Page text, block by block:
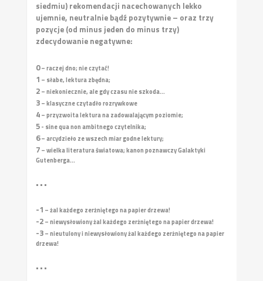
siedmiu) rekomendacji nacechowanych lekko
ujemnie, neutralnie bądź pozytywnie – oraz trzy
pozycje (od minus jeden do minus trzy)
zdecydowanie negatywne:
0– raczej dno; nie czytać!
1 – słabe, lektura zbędna;
2– niekoniecznie, ale gdy czasu nie szkoda...
3– klasyczne czytadło rozrywkowe
4– przyzwoita lektura na zadowalającym poziomie;
5- sine qua non ambitnego czytelnika;
6– arcydzieło ze wszech miar godne lektury;
7– wielka literatura światowa; kanon poznawczy Galaktyki
Gutenberga...
• • •
-1 – żal każdego zerżniętego na papier drzewa!
-2– niewysłowiony żal każdego zerżniętego na papier drzewa!
-3– nieutulony i niewysłowiony żal każdego zerżniętego na papier
drzewa!
• • •